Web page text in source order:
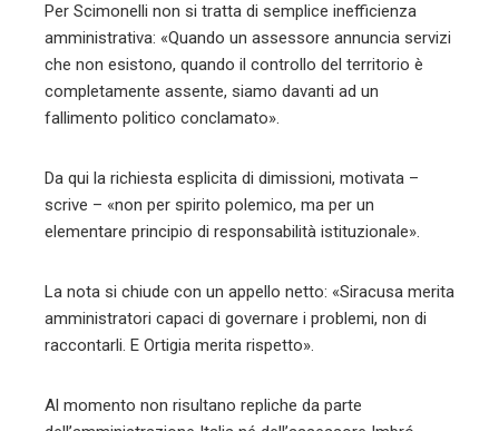
Per Scimonelli non si tratta di semplice inefficienza
amministrativa: «Quando un assessore annuncia servizi
che non esistono, quando il controllo del territorio è
completamente assente, siamo davanti ad un
fallimento politico conclamato».
Da qui la richiesta esplicita di dimissioni, motivata –
scrive – «non per spirito polemico, ma per un
elementare principio di responsabilità istituzionale».
La nota si chiude con un appello netto: «Siracusa merita
amministratori capaci di governare i problemi, non di
raccontarli. E Ortigia merita rispetto».
Al momento non risultano repliche da parte